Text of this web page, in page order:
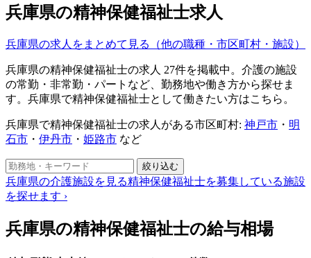
兵庫県の精神保健福祉士求人
兵庫県の求人をまとめて見る（他の職種・市区町村・施設）
兵庫県の精神保健福祉士の求人 27件を掲載中。介護の施設
の常勤・非常勤・パートなど、勤務地や働き方から探せま
す。兵庫県で精神保健福祉士として働きたい方はこちら。
兵庫県で精神保健福祉士の求人がある市区町村: 神戸市 ・ 明
石市 ・ 伊丹市 ・ 姫路市 など
絞り込む
兵庫県の介護施設を見る精神保健福祉士を募集している施設
を探せます ›
兵庫県の精神保健福祉士の給与相場